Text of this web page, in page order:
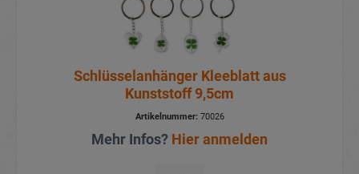
Schlüsselanhänger Kleeblatt aus
Kunststoff 9,5cm
Artikelnummer:70026
Mehr Infos? Hier anmelden